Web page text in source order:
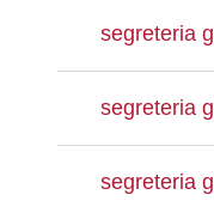
segreteria
segreteria
segreteria